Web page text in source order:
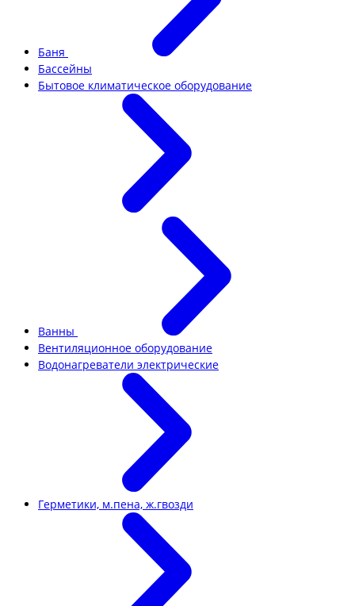
Баня
Бассейны
Бытовое климатическое оборудование
Ванны
Вентиляционное оборудование
Водонагреватели электрические
Герметики, м.пена, ж.гвозди